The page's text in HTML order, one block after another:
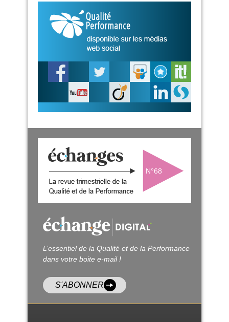
N°68
L’essentiel de la Qualité et de la Performance
dans votre boite e-mail !
S'ABONNER